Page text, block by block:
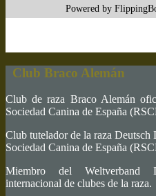
Powered by
Club Braco Alemán
Club de raza Braco Alemán
Sociedad Canina de España
Club tutelador de la raza Deutsch
Sociedad Canina de España
Miembro del Weltverband
internacional de clubes de la raza.